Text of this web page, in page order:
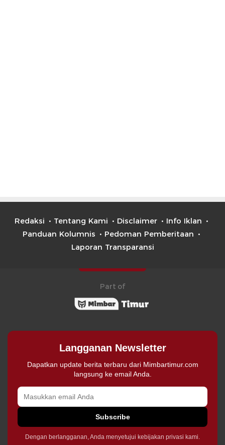
Redaksi Tentang Kami Disclaimer
Info Iklan
Panduan Kolumnis
Pedoman Pemberitaan
Laporan Transparansi
Part of
Langganan Newsletter
Dapatkan update berita terbaru dari Mimbartimur.com
langsung ke email Anda.
Subscribe
Dengan berlangganan, Anda menyetujui kebijakan privasi kami.